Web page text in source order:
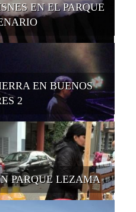
EN EL PARQUE
EN BUENOS
2
PARQUE LEZAMA